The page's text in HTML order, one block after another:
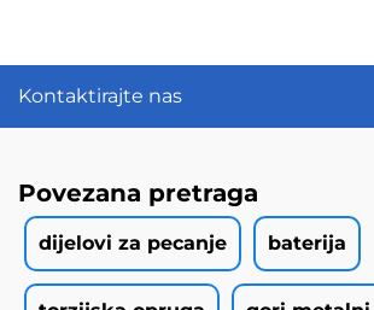
Kontaktirajte nas
Povezana pretraga
dijelovi za pecanje baterija